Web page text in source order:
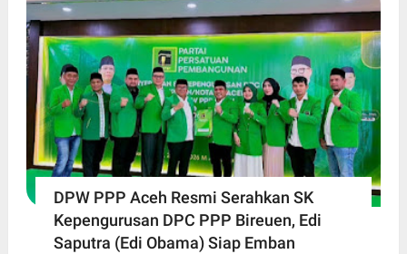
DPW PPP Aceh Resmi Serahkan SK
Kepengurusan DPC PPP Bireuen, Edi
Saputra (Edi Obama) Siap Emban